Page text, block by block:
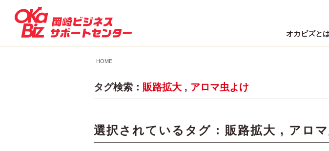
オカビズと
HOME
タグ検索： 販路拡大 , アロマ虫よけ
選択されているタグ : 販路拡大 , アロ